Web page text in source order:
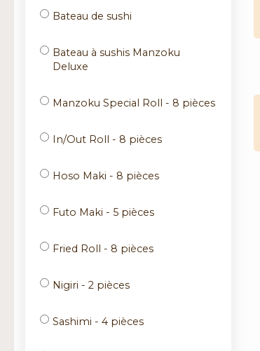
Bateau de sushi
Bateau à sushis Manzoku
Deluxe
Manzoku Special Roll - 8 pièces
In/Out Roll - 8 pièces
Hoso Maki - 8 pièces
Futo Maki - 5 pièces
Fried Roll - 8 pièces
Nigiri - 2 pièces
Sashimi - 4 pièces